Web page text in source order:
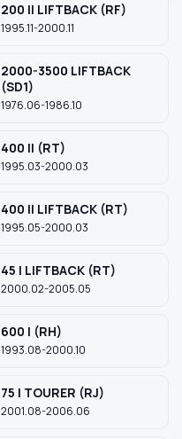
200 II LIFTBACK (RF)
1995.11-2000.11
2000-3500 LIFTBACK
(SD1)
1976.06-1986.10
400 II (RT)
1995.03-2000.03
400 II LIFTBACK (RT)
1995.05-2000.03
45 I LIFTBACK (RT)
2000.02-2005.05
600 I (RH)
1993.08-2000.10
75 I TOURER (RJ)
2001.08-2006.06